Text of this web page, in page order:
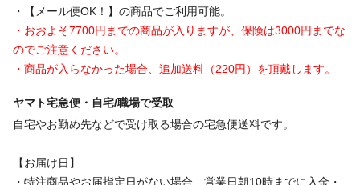
・【メール便OK！】の商品でご利用可能。
・おおよそ7700円までの商品が入りますが、保険は3000円までな
のでご注意ください。
・商品が入らなかった場合、追加送料（220円）を頂戴します。
ヤマト宅急便・自宅/職場で受取
自宅やお勤め先などで受け取る場合の宅急便送料です。
【お届け日】
・特注商品やお届指定日がない場合、営業日朝10時までに入金・